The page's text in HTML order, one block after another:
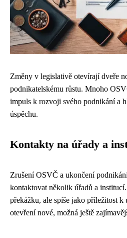
Změny v legislativě otevírají dveře
podnikatelskému růstu. Mnoho
impuls k rozvoji svého podnikání a
úspěchu.
Kontakty na úřady a
Zrušení OSVČ a ukončení
kontaktovat několik úřadů a
překážku, ale spíše jako příležitost k
otevření nové, možná ještě